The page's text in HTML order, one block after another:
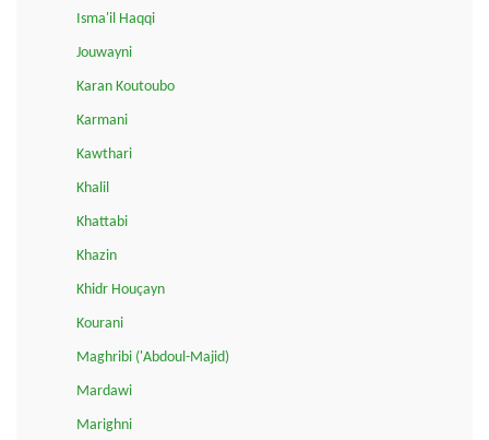
Isma'il Haqqi
Jouwayni
Karan Koutoubo
Karmani
Kawthari
Khalil
Khattabi
Khazin
Khidr Houçayn
Kourani
Maghribi ('Abdoul-Majid)
Mardawi
Marighni